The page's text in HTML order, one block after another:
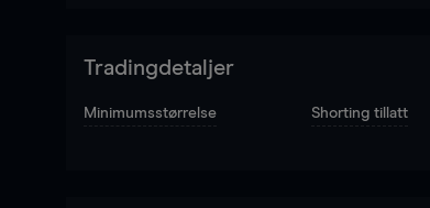
Tradingdetaljer
Minimumsstørrelse Shorting tillatt